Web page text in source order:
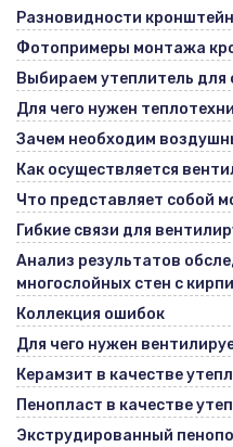
Разновидности
Фотопримеры монтажа
Выбираем утеплитель для
Для чего нужен
Зачем необходим
Как осуществляется
Что представляет собой
Гибкие связи для
Анализ результатов
многослойных стен с
Коллекция ошибок
Для чего нужен
Керамзит в качестве
Пенопласт в качестве
Экструдированный